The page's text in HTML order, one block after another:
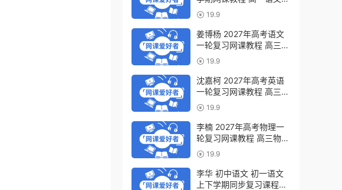
暑假班视频教程 百度网盘
下载
19.9
姜博杨 2027年高考语文
一轮复习网课教程 高三语
文 上学期暑假班视频教程
百度网盘下载
19.9
沈嘉柯 2027年高考英语
一轮复习网课教程 高三英
语 上学期暑假班视频教程
百度网盘下载
19.9
李楠 2027年高考物理一
轮复习网课教程 高三物理
上学期暑假班视频教程 百
度网盘下载
19.9
李华 初中语文 初一语文
上下学期同步复习课程